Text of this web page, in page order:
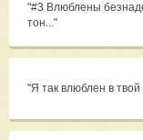
"#3 Влюблены
тон..."
"Я так влюблен в